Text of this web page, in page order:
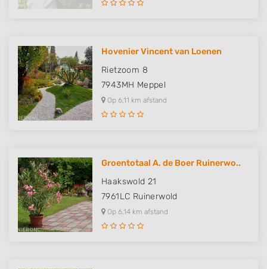
Hovenier Vincent van Loenen
Rietzoom 8
7943MH Meppel
Op 6,11 km afstand
Groentotaal A. de Boer Ruinerwo..
Haakswold 21
7961LC Ruinerwold
Op 6,14 km afstand